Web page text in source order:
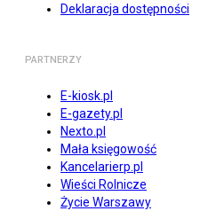
Deklaracja dostępności
PARTNERZY
E-kiosk.pl
E-gazety.pl
Nexto.pl
Mała księgowość
Kancelarierp.pl
Wieści Rolnicze
Życie Warszawy